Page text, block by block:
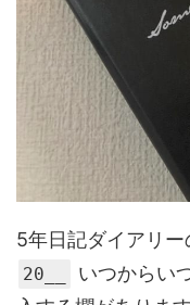
5年日記ダイアリー
20__
いつからい